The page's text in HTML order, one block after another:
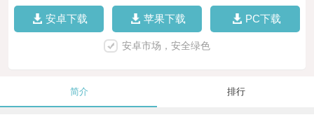
安卓下载 苹果下载 PC下载
安卓市场，安全绿色
简介 排行